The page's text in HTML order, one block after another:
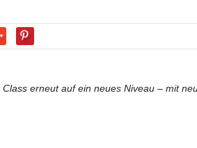
erneut auf ein neues Niveau – mit